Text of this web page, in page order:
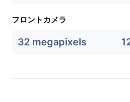
フロントカメラ
32 megapixels